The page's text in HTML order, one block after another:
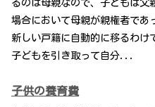
るのは母親なので、子どもは父
場合において母親が親権者であ
新しい戸籍に自動的に移るわ
子どもを引き取って自分...
子供の養育費